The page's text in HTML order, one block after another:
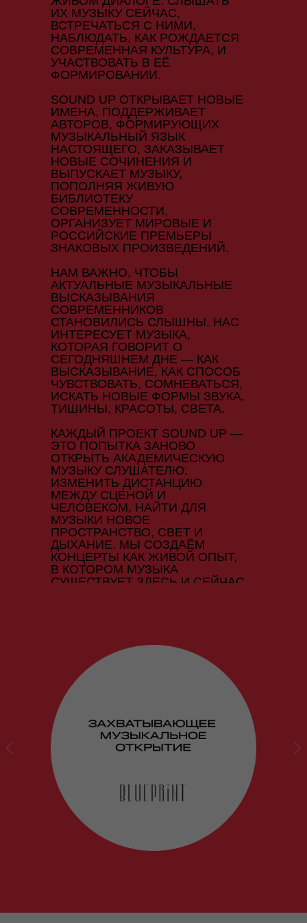
ИХ МУЗЫКУ СЕЙЧАС,
ВСТРЕЧАТЬСЯ С НИМИ,
НАБЛЮДАТЬ, КАК РОЖДАЕТСЯ
СОВРЕМЕННАЯ КУЛЬТУРА, И
УЧАСТВОВАТЬ В ЕЁ
ФОРМИРОВАНИИ.
SOUND UP ОТКРЫВАЕТ НОВЫЕ
ИМЕНА, ПОДДЕРЖИВАЕТ
АВТОРОВ, ФОРМИРУЮЩИХ
МУЗЫКАЛЬНЫЙ ЯЗЫК
НАСТОЯЩЕГО, ЗАКАЗЫВАЕТ
НОВЫЕ СОЧИНЕНИЯ И
ВЫПУСКАЕТ МУЗЫКУ,
ПОПОЛНЯЯ ЖИВУЮ
БИБЛИОТЕКУ
СОВРЕМЕННОСТИ,
ОРГАНИЗУЕТ МИРОВЫЕ И
РОССИЙСКИЕ ПРЕМЬЕРЫ
ЗНАКОВЫХ ПРОИЗВЕДЕНИЙ.
НАМ ВАЖНО, ЧТОБЫ
АКТУАЛЬНЫЕ МУЗЫКАЛЬНЫЕ
ВЫСКАЗЫВАНИЯ
СОВРЕМЕННИКОВ
СТАНОВИЛИСЬ СЛЫШНЫ. НАС
ИНТЕРЕСУЕТ МУЗЫКА,
КОТОРАЯ ГОВОРИТ О
СЕГОДНЯШНЕМ ДНЕ — КАК
ВЫСКАЗЫВАНИЕ, КАК СПОСОБ
ЧУВСТВОВАТЬ, СОМНЕВАТЬСЯ,
ИСКАТЬ НОВЫЕ ФОРМЫ ЗВУКА,
ТИШИНЫ, КРАСОТЫ, СВЕТА.
КАЖДЫЙ ПРОЕКТ SOUND UP —
ЭТО ПОПЫТКА ЗАНОВО
ОТКРЫТЬ АКАДЕМИЧЕСКУЮ
МУЗЫКУ СЛУШАТЕЛЮ:
ИЗМЕНИТЬ ДИСТАНЦИЮ
МЕЖДУ СЦЕНОЙ И
ЧЕЛОВЕКОМ, НАЙТИ ДЛЯ
МУЗЫКИ НОВОЕ
ПРОСТРАНСТВО, СВЕТ И
ДЫХАНИЕ. МЫ СОЗДАЁМ
КОНЦЕРТЫ КАК ЖИВОЙ ОПЫТ,
В КОТОРОМ МУЗЫКА
СУЩЕСТВУЕТ ЗДЕСЬ И СЕЙЧАС